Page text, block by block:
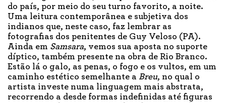
do país, por meio do seu turno favorito, a noite.
Uma leitura contemporânea e subjetiva dos
indianos que, neste caso, faz lembrar as
fotografias dos penitentes de Guy Veloso (PA).
Ainda em Samsara, vemos sua aposta no suporte
díptico, também presente na obra de Rio Branco.
Estão lá o galo, as penas, o fogo e os vultos, em um
caminho estético semelhante a Breu, no qual o
artista investe numa linguagem mais abstrata,
recorrendo a desde formas indefinidas até figuras